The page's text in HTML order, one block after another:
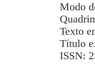
Modo
Texto
Título
ISSN: